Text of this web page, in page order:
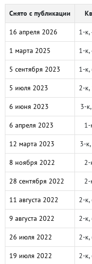
Снято с публикации
16 апреля 2026 1-к,
1 марта 2025 1-к,
5 сентября 2023 1-к,
5 июля 2023 2-к,
6 июня 2023 3-
6 апреля 2023 1-
12 марта 2023 3-
8 ноября 2022 2-
28 сентября 2022 2-
11 августа 2022 2-к,
9 августа 2022 2-к,
26 июля 2022 2-к,
19 июля 2022 2-к,